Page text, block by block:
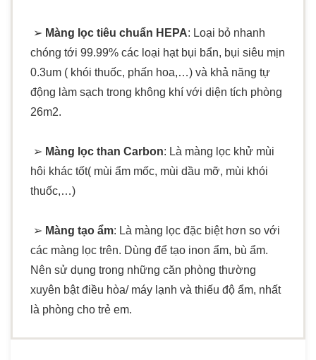
➢ Màng lọc tiêu chuẩn HEPA: Loại bỏ nhanh
chóng tới 99.99% các loại hạt bụi bẩn, bụi siêu mịn
0.3um ( khói thuốc, phấn hoa,…) và khả năng tự
động làm sạch trong không khí với diện tích phòng
26m2.
➢ Màng lọc than Carbon: Là màng lọc khử mùi
hôi khác tốt( mùi ẩm mốc, mùi dầu mỡ, mùi khói
thuốc,…)
➢ Màng tạo ẩm: Là màng lọc đặc biệt hơn so với
các màng lọc trên. Dùng để tạo inon ẩm, bù ẩm.
Nên sử dụng trong những căn phòng thường
xuyên bật điều hòa/ máy lạnh và thiếu độ ẩm, nhất
là phòng cho trẻ em.